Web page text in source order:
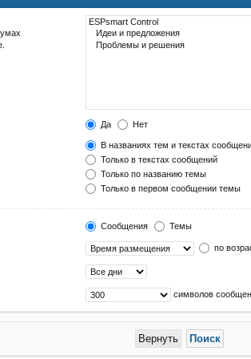
Да Нет
В названиях тем и текстах
Только в текстах сообщений
Только по названию темы
Только в первом сообщении темы
Сообщения Темы
по
символов